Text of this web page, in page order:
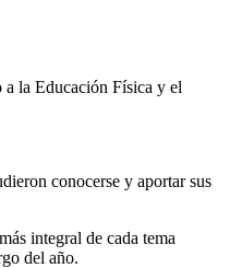
a la Educación Física y el
conocerse y aportar sus
integral de cada tema
del año.